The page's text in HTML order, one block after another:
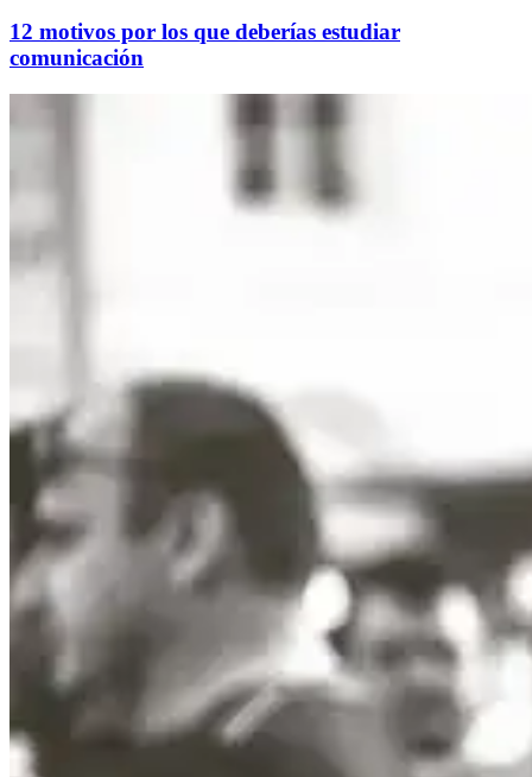
12 motivos por los que deberías estudiar
comunicación